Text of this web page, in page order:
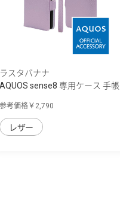
ラスタバナナ
AQUOS sense8 専用ケース 手帳
参考価格￥2,790
レザー